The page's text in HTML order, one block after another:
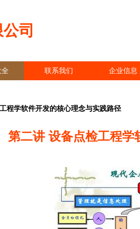
司
联系我们 企业信息
程学软件开发的核心理念与实践路径
第二讲 设备点检工程学